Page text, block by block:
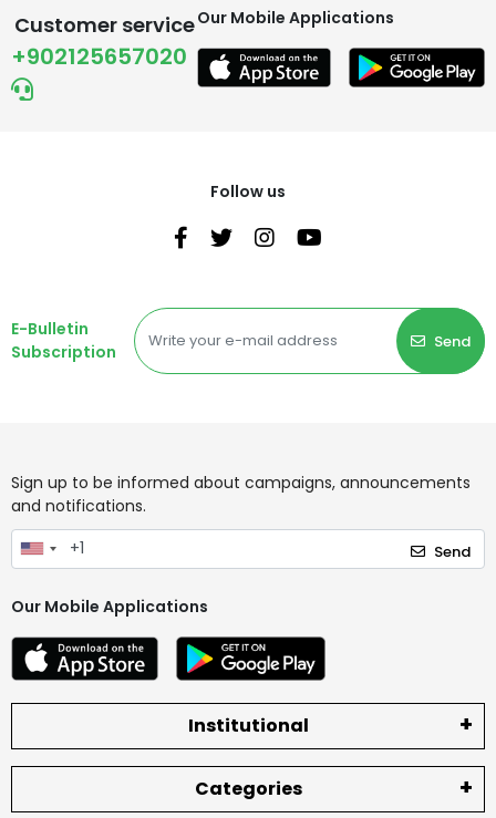
Customer service
+902125657020
Our Mobile Applications
Follow us
E-Bulletin
Subscription
Send
Sign up to be informed about campaigns, announcements
and notifications.
Send
Our Mobile Applications
Institutional
Categories